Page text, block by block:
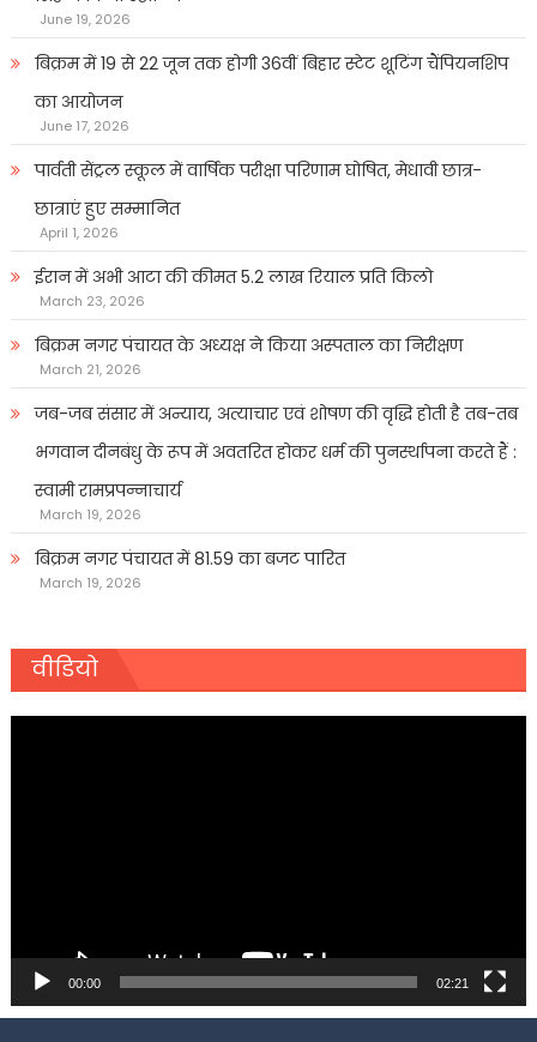
June 19, 2026
बिक्रम में 19 से 22 जून तक होगी 36वीं बिहार स्टेट शूटिंग चैंपियनशिप
का आयोजन
June 17, 2026
पार्वती सेंट्रल स्कूल में वार्षिक परीक्षा परिणाम घोषित, मेधावी छात्र-
छात्राएं हुए सम्मानित
April 1, 2026
ईरान में अभी आटा की कीमत 5.2 लाख रियाल प्रति किलो
March 23, 2026
बिक्रम नगर पंचायत के अध्यक्ष ने किया अस्पताल का निरीक्षण
March 21, 2026
जब-जब संसार में अन्याय, अत्याचार एवं शोषण की वृद्धि होती है तब-तब
भगवान दीनबंधु के रूप में अवतरित होकर धर्म की पुनर्स्थापना करते हैं :
स्वामी रामप्रपन्नाचार्य
March 19, 2026
बिक्रम नगर पंचायत में 81.59 का बजट पारित
March 19, 2026
वीडियो
00:00 02:21